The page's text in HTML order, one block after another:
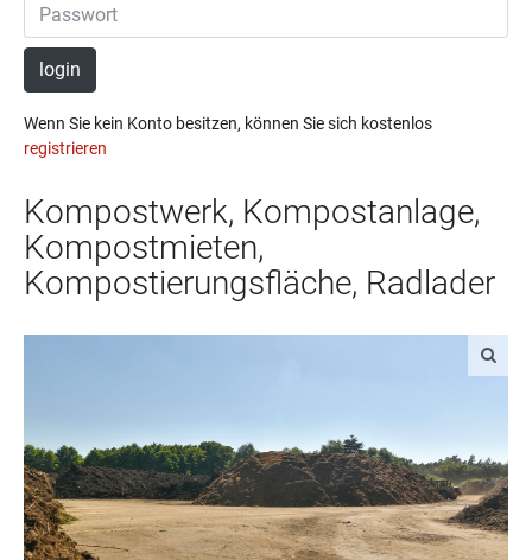
login
Wenn Sie kein Konto besitzen, können Sie sich kostenlos
registrieren
Kompostwerk, Kompostanlage,
Kompostmieten,
Kompostierungsfläche, Radlader